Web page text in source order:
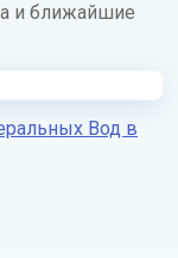
и ближайшие
Вод в